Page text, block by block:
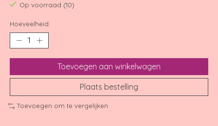
Op voorraad (10)
Hoeveelheid:
Toevoegen aan winkelwagen
Plaats bestelling
Toevoegen om te vergelijken